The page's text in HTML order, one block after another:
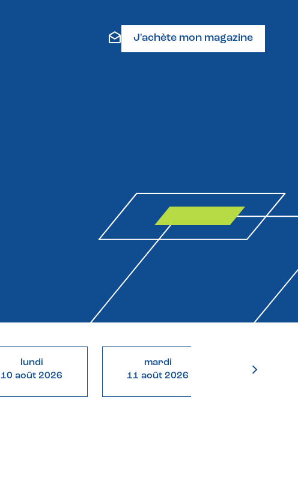
J'achète mon magazine
lundi
10 août 2026
mardi
11 août 2026
12 août